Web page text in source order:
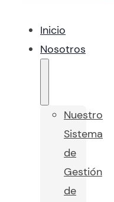
Inicio
Nosotros
Nuestro
Sistema
de
Gestión
de